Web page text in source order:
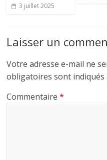
3 juillet 2025
Laisser un
Votre adresse e-mail ne
obligatoires sont indiqués
Commentaire*